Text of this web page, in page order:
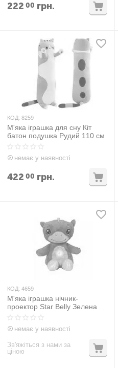
222 00 грн.
КОД: 8259
М'яка іграшка для сну Кіт
батон подушка Рудий 110 см
немає у наявності
422 00 грн.
КОД: 4659
М'яка іграшка нічник-
проектор Star Belly Зелена
немає у наявності
Зв'яжіться з нами за
ціною